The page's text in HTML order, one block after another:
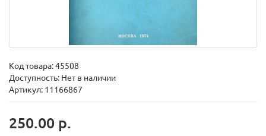
Код товара:45508
Доступность: Нет в наличии
Артикул: 11166867
250.00 р.